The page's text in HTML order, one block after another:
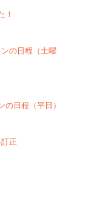
！
の日程（土曜
日程（平日）
正